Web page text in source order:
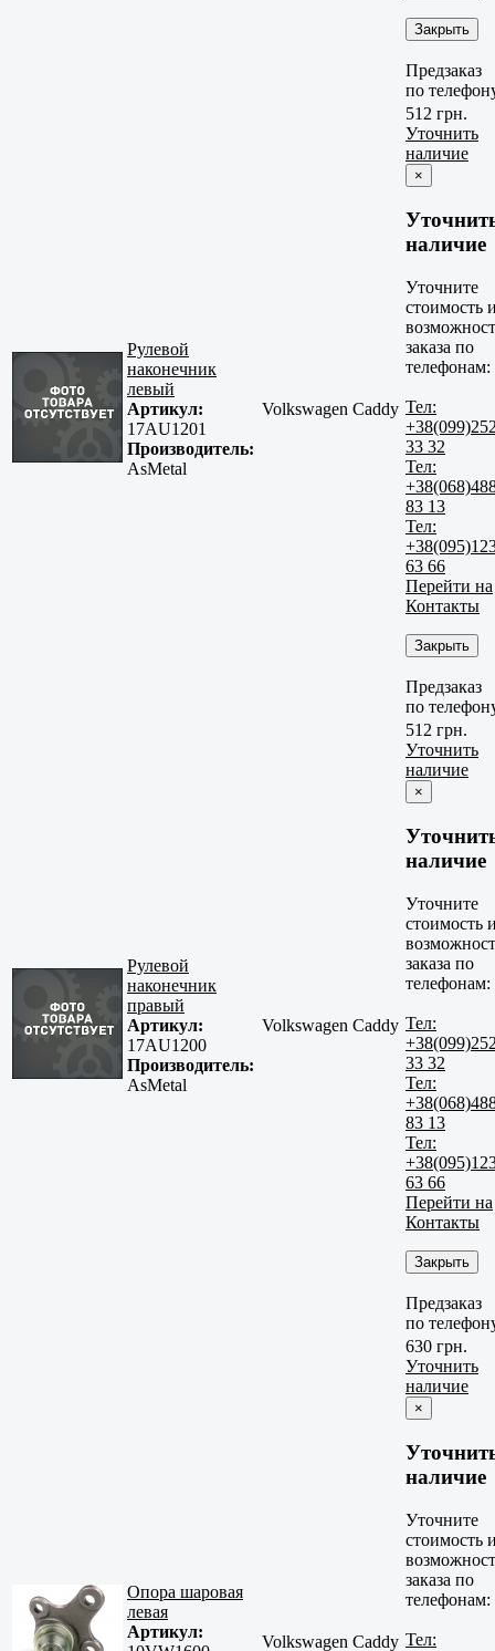
Закрыть
Предзаказ
по
Рулевой
наконечник
левый
Артикул:
17AU1201
Производитель:
AsMetal
Volkswagen Caddy
512 грн.
Уточнить
наличие
×
наличие
Уточните
стоимость
заказа по
телефонам:
Тел:
33 32
Тел:
83 13
Тел:
63 66
Перейти на
Контакты
Закрыть
Предзаказ
по
Рулевой
наконечник
правый
Артикул:
17AU1200
Производитель:
AsMetal
Volkswagen Caddy
512 грн.
Уточнить
наличие
×
наличие
Уточните
стоимость
заказа по
телефонам:
Тел:
33 32
Тел:
83 13
Тел:
63 66
Перейти на
Контакты
Закрыть
Предзаказ
по
Опора шаровая
левая
Артикул:
Volkswagen Caddy
630 грн.
Уточнить
наличие
×
наличие
Уточните
стоимость
заказа по
телефонам:
Тел: